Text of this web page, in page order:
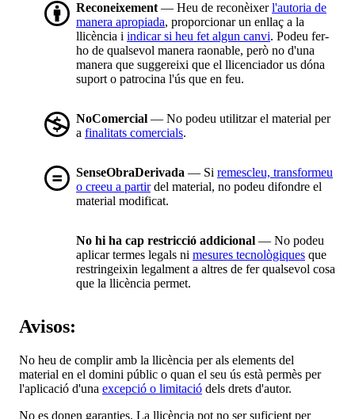
Reconeixement — Heu de reconèixerl'autoria de
manera apropiada, proporcionar un enllaç a la
llicència i indicar si heu fet algun canvi. Podeu fer-
ho de qualsevol manera raonable, però no d'una
manera que suggereixi que el llicenciador us dóna
suport o patrocina l'ús que en feu.
NoComercial — No podeu utilitzar el material per
a finalitats comercials.
SenseObraDerivada — Si remescleu, transformeu
o creeu a partirdel material, no podeu difondre el
material modificat.
No hi ha cap restricció addicional — No podeu
aplicar termes legals ni mesures tecnològiques que
restringeixin legalment a altres de fer qualsevol cosa
que la llicència permet.
Avisos:
No heu de complir amb la llicència per als elements del
material en el domini públic o quan el seu ús està permès per
l'aplicació d'una excepció o limitació dels drets d'autor.
No es donen garanties. La llicència pot no ser suficient per